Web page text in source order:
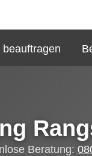
beauftragen
Beratung: